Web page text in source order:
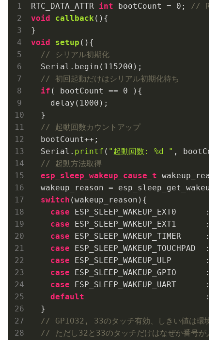
RTC_DATA_ATTR int bootCount = 0 ; // RTC
void
callback () {
void
setup () {
// シリアル初期化
  Serial.begin(
115200 );
// 初回起動だけはシリアル初期化待ち
if ( bootCount == 0 ){
    delay(
1000 );
  }
// 起動回数カウントアップ
  bootCount++;
  Serial.
printf ( "起動回数: %d " ,
// 起動方法取得
esp_sleep_wakeup_cause_t
wakeup_reason =
switch (wakeup_reason){
case ESP_SLEEP_WAKEUP_EXT0
case ESP_SLEEP_WAKEUP_EXT1
case ESP_SLEEP_WAKEUP_TIMER
case
case ESP_SLEEP_WAKEUP_ULP
case ESP_SLEEP_WAKEUP_GPIO
case ESP_SLEEP_WAKEUP_UART
default
:
  }
// GPIO32, 33のタッチ有効、しきい値は環境
// ただし32と33のタッチだけはなぜか番号が入